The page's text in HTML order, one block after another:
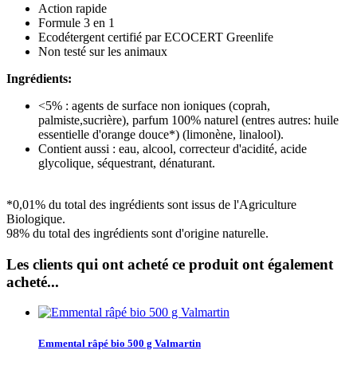
Action rapide
Formule 3 en 1
Ecodétergent certifié par ECOCERT Greenlife
Non testé sur les animaux
Ingrédients:
<5% : agents de surface non ioniques (coprah,
palmiste,sucrière), parfum 100% naturel (entres autres: huile
essentielle d'orange douce*) (limonène, linalool).
Contient aussi : eau, alcool, correcteur d'acidité, acide
glycolique, séquestrant, dénaturant.
*0,01% du total des ingrédients sont issus de l'Agriculture
Biologique.
98% du total des ingrédients sont d'origine naturelle.
Les clients qui ont acheté ce produit ont également
acheté...
Emmental râpé bio 500 g Valmartin